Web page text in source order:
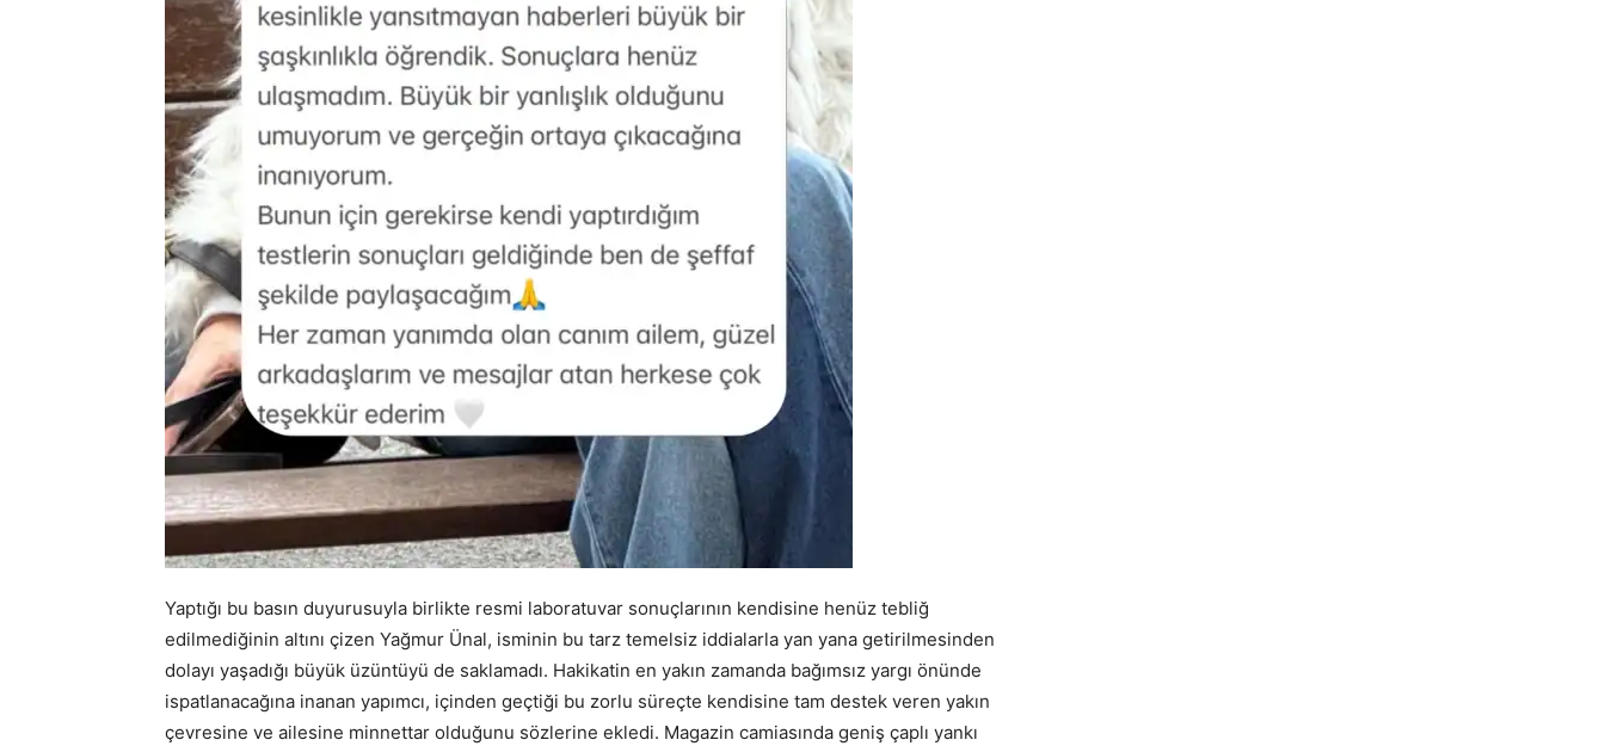
Yaptığı bu basın duyurusuyla birlikte resmi laboratuvar sonuçlarının kendisine henüz tebliğ
edilmediğinin altını çizen Yağmur Ünal, isminin bu tarz temelsiz iddialarla yan yana getirilmesinden
dolayı yaşadığı büyük üzüntüyü de saklamadı. Hakikatin en yakın zamanda bağımsız yargı önünde
ispatlanacağına inanan yapımcı, içinden geçtiği bu zorlu süreçte kendisine tam destek veren yakın
çevresine ve ailesine minnettar olduğunu sözlerine ekledi. Magazin camiasında geniş çaplı yankı